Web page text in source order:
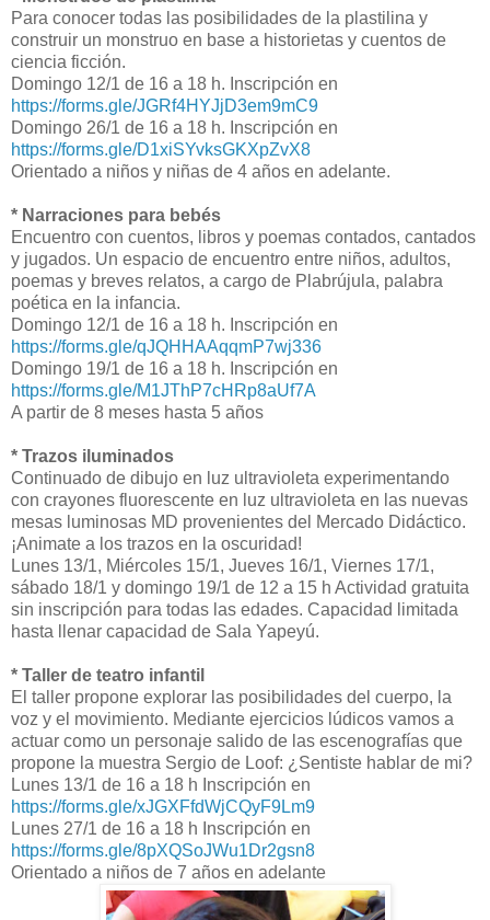
Para conocer todas las posibilidades de la plastilina y
construir un monstruo en base a historietas y cuentos de
ciencia ficción.
Domingo 12/1 de 16 a 18 h. Inscripción en
https://forms.gle/JGRf4HYJjD3em9mC9
Domingo 26/1 de 16 a 18 h. Inscripción en
https://forms.gle/D1xiSYvksGKXpZvX8
Orientado a niños y niñas de 4 años en adelante.
* Narraciones para bebés
Encuentro con cuentos, libros y poemas contados, cantados
y jugados. Un espacio de encuentro entre niños, adultos,
poemas y breves relatos, a cargo de Plabrújula, palabra
poética en la infancia.
Domingo 12/1 de 16 a 18 h. Inscripción en
https://forms.gle/qJQHHAAqqmP7wj336
Domingo 19/1 de 16 a 18 h. Inscripción en
https://forms.gle/M1JThP7cHRp8aUf7A
A partir de 8 meses hasta 5 años
* Trazos iluminados
Continuado de dibujo en luz ultravioleta experimentando
con crayones fluorescente en luz ultravioleta en las nuevas
mesas luminosas MD provenientes del Mercado Didáctico.
¡Animate a los trazos en la oscuridad!
Lunes 13/1, Miércoles 15/1, Jueves 16/1, Viernes 17/1,
sábado 18/1 y domingo 19/1 de 12 a 15 h Actividad gratuita
sin inscripción para todas las edades. Capacidad limitada
hasta llenar capacidad de Sala Yapeyú.
* Taller de teatro infantil
El taller propone explorar las posibilidades del cuerpo, la
voz y el movimiento. Mediante ejercicios lúdicos vamos a
actuar como un personaje salido de las escenografías que
propone la muestra Sergio de Loof: ¿Sentiste hablar de mi?
Lunes 13/1 de 16 a 18 h Inscripción en
https://forms.gle/xJGXFfdWjCQyF9Lm9
Lunes 27/1 de 16 a 18 h Inscripción en
https://forms.gle/8pXQSoJWu1Dr2gsn8
Orientado a niños de 7 años en adelante